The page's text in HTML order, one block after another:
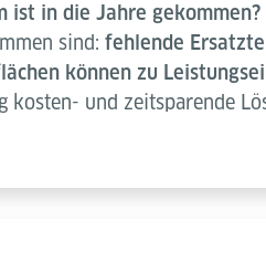
ist in die Jahre gekommen?
sind: fehlende
können zu
kosten- und zeitsparende